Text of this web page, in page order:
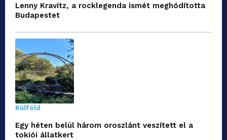
Lenny Kravitz, a rocklegenda ismét meghódította
Budapestet
Külföld
Egy héten belül három oroszlánt veszített el a
tokiói állatkert